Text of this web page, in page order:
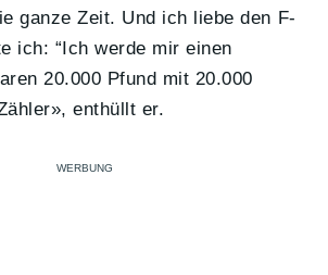
ganze Zeit. Und ich liebe den F-
ich: “Ich werde mir einen
20.000 Pfund mit 20.000
enthüllt er.